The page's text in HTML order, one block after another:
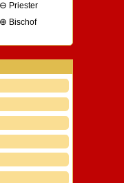
⊖ Priester
⊕ Bischof